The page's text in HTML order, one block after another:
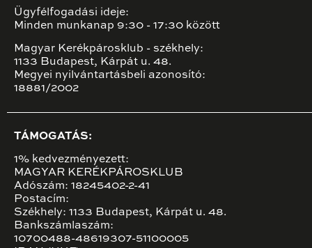
Ügyfélfogadási ideje:
Minden munkanap 9:30 - 17:30 között
Magyar Kerékpárosklub - székhely:
1133 Budapest, Kárpát u. 48.
Megyei nyilvántartásbeli azonosító:
18881/2002
TÁMOGATÁS:
1% kedvezményezett:
MAGYAR KERÉKPÁROSKLUB
Adószám: 18245402-2-41
Postacím:
Székhely: 1133 Budapest, Kárpát u. 48.
Bankszámlaszám:
10700488-48619307-51100005